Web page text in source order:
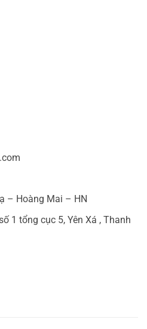
– Hoàng Mai – HN
1 tổng cục 5, Yên Xá , Thanh